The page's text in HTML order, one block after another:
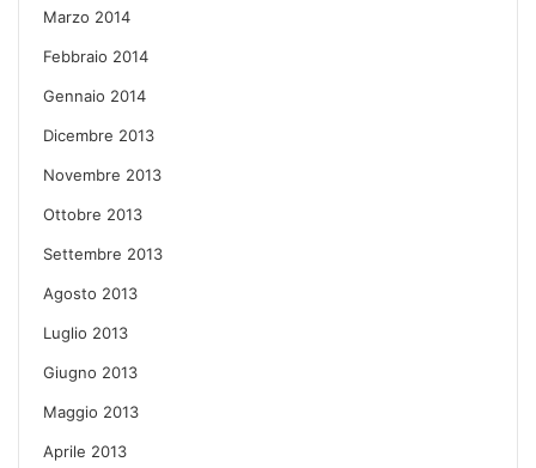
Marzo 2014
Febbraio 2014
Gennaio 2014
Dicembre 2013
Novembre 2013
Ottobre 2013
Settembre 2013
Agosto 2013
Luglio 2013
Giugno 2013
Maggio 2013
Aprile 2013